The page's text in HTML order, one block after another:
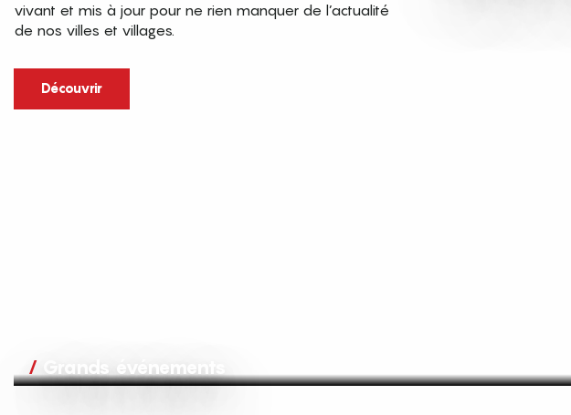
vivant et mis à jour pour ne rien manquer de l’actualité
de nos villes et villages.
Découvrir
Grands événements